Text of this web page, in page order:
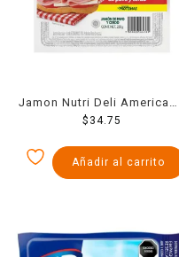
Jamon Nutri Deli Americano
Pavo Y Cerdo 250 Grs
$ 34.75
Añadir al carrito